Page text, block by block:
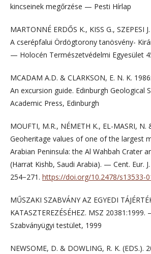
kincseinek megőrzése — Pesti Hírlap
MARTONNÉ ERDŐS K., KISS G., SZEPESI
A cserépfalui Ördögtorony tanösvény-
— Holocén Természetvédelmi Egyesület
MCADAM A.D. & CLARKSON, E. N. K.
An excursion guide. Edinburgh Geological
Academic Press, Edinburgh
MOUFTI, M.R., NÉMETH K., EL-MASRI, N.
Geoheritage values of one of the largest
Arabian Peninsula: the Al Wahbah Crater
(Harrat Kishb, Saudi Arabia). — Cent. Eur.
254−271. https://doi.org/10.2478/s13533-
MŰSZAKI SZABVÁNY AZ EGYEDI
KATASZTEREZÉSÉHEZ. MSZ 20381:1999.
Szabványügyi testület, 1999
NEWSOME, D. & DOWLING, R. K. (EDS.).